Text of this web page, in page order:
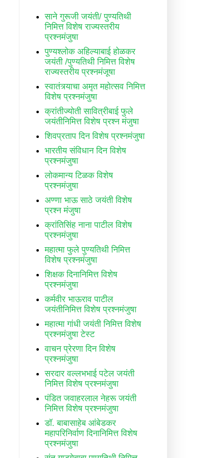
साने गुरूजी जयंती/ पुण्यतिथी
निमित्त विशेष राज्यस्तरीय
प्रश्नमंजुषा
पुण्यश्लोक अहिल्याबाई होळकर
जयंती /पुण्यतिथी निमित्त विशेष
राज्यस्तरीय प्रश्नमंजूषा
स्वातंत्र्याचा अमृत महोत्सव निमित्त
विशेष प्रश्नमंजुषा
क्रांतीज्योती सावित्रीबाई फुले
जयंतीनिमित्त विशेष प्रश्न मंजुषा
शिवप्रताप दिन विशेष प्रश्नमंजुषा
भारतीय संविधान दिन विशेष
प्रश्नमंजुषा
लोकमान्य टिळक विशेष
प्रश्नमंजुषा
अण्णा भाऊ साठे जयंती विशेष
प्रश्न मंजुषा
क्रांतिसिंह नाना पाटील विशेष
प्रश्नमंजुषा
महात्मा फुले पुण्यतिथी निमित्त
विशेष प्रश्नमंजुषा
शिक्षक दिनानिमित्त विशेष
प्रश्नमंजुषा
कर्मवीर भाऊराव पाटील
जयंतीनिमित्त विशेष प्रश्नमंजुषा
महात्मा गांधी जयंती निमित्त विशेष
प्रश्नमंजुषा टेस्ट
वाचन प्रेरणा दिन विशेष
प्रश्नमंजुषा
सरदार वल्लभभाई पटेल जयंती
निमित्त विशेष प्रश्नमंजुषा
पंडित जवाहरलाल नेहरू जयंती
निमित्त विशेष प्रश्नमंजुषा
डॉ. बाबासाहेब आंबेडकर
महापरिनिर्वाण दिनानिमित्त विशेष
प्रश्नमंजुषा